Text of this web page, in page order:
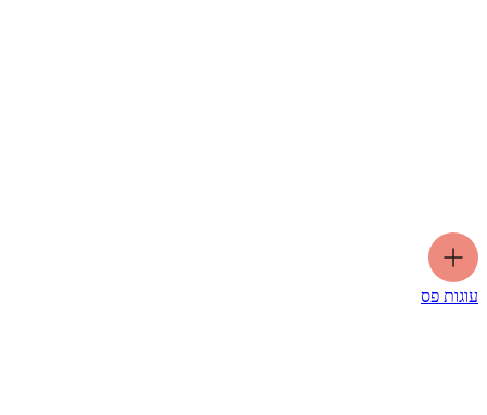
עוגות פס